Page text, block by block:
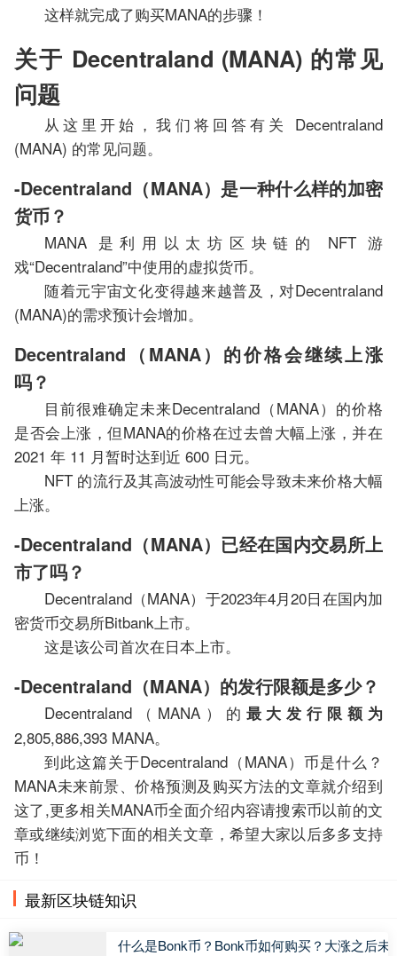
这样就完成了购买MANA的步骤！
关于 Decentraland (MANA) 的常见
问题
从这里开始，我们将回答有关 Decentraland
(MANA) 的常见问题。
-Decentraland（MANA）是一种什么样的加密
货币？
MANA 是利用以太坊区块链的 NFT 游
戏“Decentraland”中使用的虚拟货币。
随着元宇宙文化变得越来越普及，对Decentraland
(MANA)的需求预计会增加。
Decentraland（MANA）的价格会继续上涨
吗？
目前很难确定未来Decentraland（MANA）的价格
是否会上涨，但MANA的价格在过去曾大幅上涨，并在
2021 年 11 月暂时达到近 600 日元。
NFT 的流行及其高波动性可能会导致未来价格大幅
上涨。
-Decentraland（MANA）已经在国内交易所上
市了吗？
Decentraland（MANA）于2023年4月20日在国内加
密货币交易所Bitbank上市。
这是该公司首次在日本上市。
-Decentraland（MANA）的发行限额是多少？
Decentraland（MANA）的 最大发行限额为
2,805,886,393 MANA。
到此这篇关于Decentraland（MANA）币是什么？
MANA未来前景、价格预测及购买方法的文章就介绍到
这了,更多相关MANA币全面介绍内容请搜索币以前的文
章或继续浏览下面的相关文章，希望大家以后多多支持
币！
最新区块链知识
什么是Bonk币？Bonk币如何购买？大涨之后未